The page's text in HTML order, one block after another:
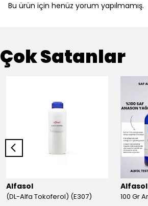
Bu ürün için henüz yorum yapılmamış.
Çok Satanlar
Alfasol
(DL-Alfa Tokoferol) (E307)
Alfasol